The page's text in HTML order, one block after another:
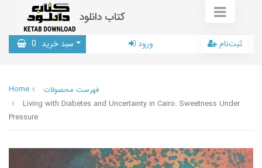
کتاب دانلود
سبد خرید 0 ورود ثبت‌نام
Home
فهرست محصولات
Living with Diabetes and Uncertainty in Cairo: Sweetness Under
Pressure